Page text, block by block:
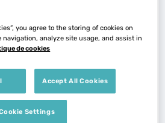
Leaflet| Map ©2026
Itinéraire
you agree to the storing of cookies on
navigation, analyze site usage, and assist in
de cookies
Accept All Cookies
Settings